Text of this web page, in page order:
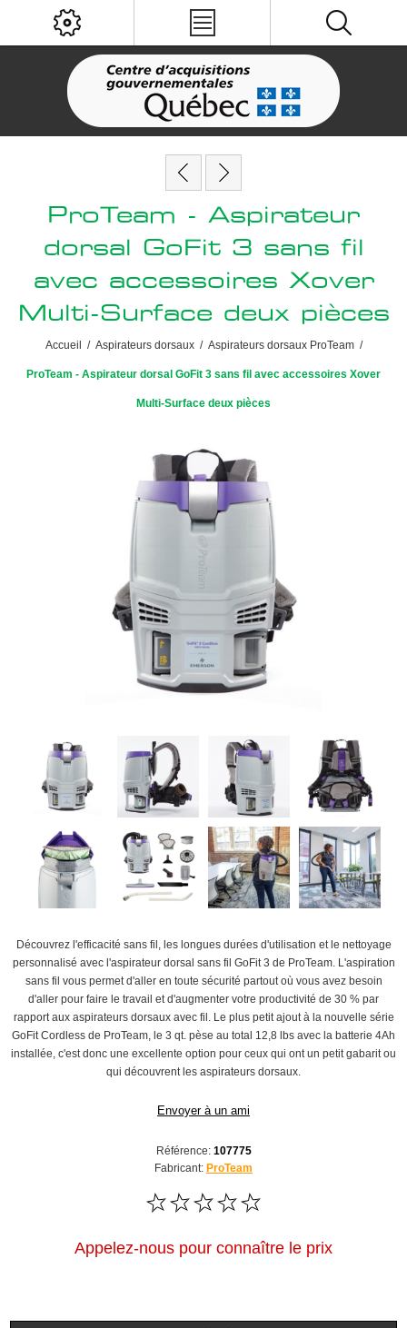
ProTeam - Aspirateur
dorsal GoFit 3 sans fil
avec accessoires Xover
Multi-Surface deux pièces
Accueil / Aspirateurs dorsaux / Aspirateurs dorsaux ProTeam /
ProTeam - Aspirateur dorsal GoFit 3 sans fil avec accessoires Xover
Multi-Surface deux pièces
Découvrez l'efficacité sans fil, les longues durées d'utilisation et le nettoyage
personnalisé avec l'aspirateur dorsal sans fil GoFit 3 de ProTeam. L'aspiration
sans fil vous permet d'aller en toute sécurité partout où vous avez besoin
d'aller pour faire le travail et d'augmenter votre productivité de 30 % par
rapport aux aspirateurs dorsaux avec fil. Le plus petit ajout à la nouvelle série
GoFit Cordless de ProTeam, le 3 qt. pèse au total 12,8 lbs avec la batterie 4Ah
installée, c'est donc une excellente option pour ceux qui ont un petit gabarit ou
qui découvrent les aspirateurs dorsaux.
Envoyer à un ami
Référence: 107775
Fabricant: ProTeam
Appelez-nous pour connaître le prix